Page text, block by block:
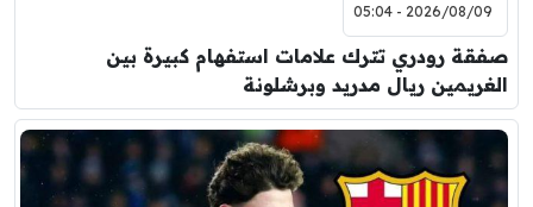
2026/08/09 - 05:04
صفقة رودري تترك علامات استفهام كبيرة بين
الغريمين ريال مدريد وبرشلونة